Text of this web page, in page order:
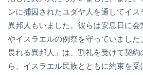
ンに捕囚されたユダヤ人を通してイス
異邦人もいました。彼らは安息日に会
やイスラエルの例祭を守っていました
畏れる異邦人」は、割礼を受けて契約
ら、イスラエル民族とともに約束を受